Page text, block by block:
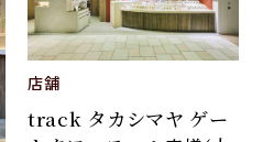
track タカシマヤ ゲー
店舗